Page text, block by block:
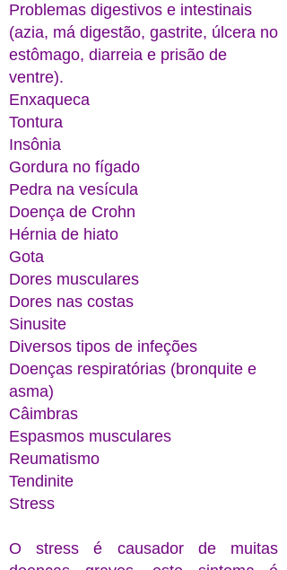
Problemas digestivos e intestinais
(azia, má digestão, gastrite, úlcera no
estômago, diarreia e prisão de
ventre).
Enxaqueca
Tontura
Insônia
Gordura no fígado
Pedra na vesícula
Doença de Crohn
Hérnia de hiato
Gota
Dores musculares
Dores nas costas
Sinusite
Diversos tipos de infeções
Doenças respiratórias (bronquite e
asma)
Câimbras
Espasmos musculares
Reumatismo
Tendinite
Stress
O stress é causador de muitas